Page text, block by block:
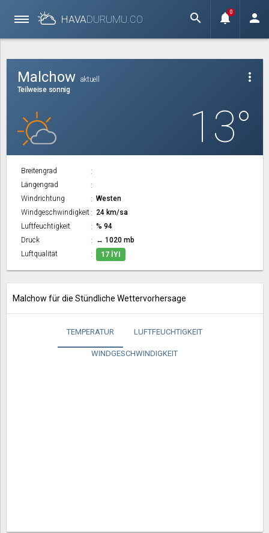
HAVADURUMU.CO search notifications
0 person
more_vert
Malchow
aktuell
Teilweise sonnig
13°
Breitengrad
Längengrad
Windrichtung
Westen
Windgeschwindigkeit
24 km/sa
Luftfeuchtigkeit
% 94
Druck
↔ 1020 mb
Luftqualität
17 İYI
Malchow für die Stündliche Wettervorhersage
TEMPERATUR LUFTFEUCHTIGKEIT
WINDGESCHWINDIGKEIT